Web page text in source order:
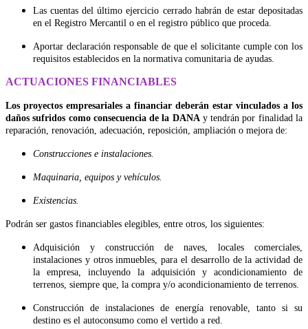
Las cuentas del último ejercicio cerrado habrán de estar depositadas
en el Registro Mercantil o en el registro público que proceda.
Aportar declaración responsable de que el solicitante cumple con los
requisitos establecidos en la normativa comunitaria de ayudas.
ACTUACIONES FINANCIABLES
Los proyectos empresariales a financiar deberán estar vinculados a los
daños sufridos como consecuencia de la DANA y tendrán por finalidad la
reparación, renovación, adecuación, reposición, ampliación o mejora de:
Construcciones e instalaciones.
Maquinaria, equipos y vehículos.
Existencias.
Podrán ser gastos financiables elegibles, entre otros, los siguientes:
Adquisición y construcción de naves, locales comerciales,
instalaciones y otros inmuebles, para el desarrollo de la actividad de
la empresa, incluyendo la adquisición y acondicionamiento de
terrenos, siempre que, la compra y/o acondicionamiento de terrenos.
Construcción de instalaciones de energía renovable, tanto si su
destino es el autoconsumo como el vertido a red.